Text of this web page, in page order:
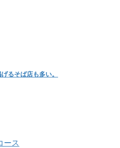
るそば店も多い。
ース